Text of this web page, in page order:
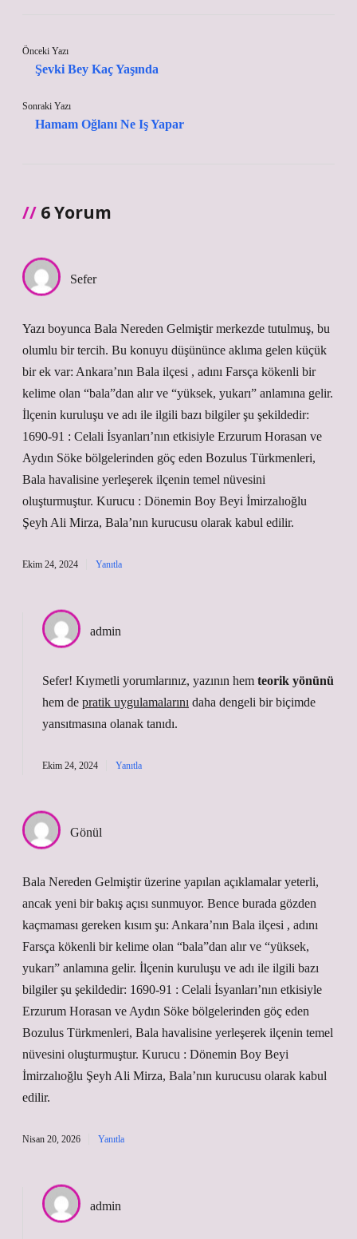
Önceki Yazı
Şevki Bey Kaç Yaşında
Sonraki Yazı
Hamam Oğlanı Ne Iş Yapar
6 Yorum
Sefer
Yazı boyunca Bala Nereden Gelmiştir merkezde tutulmuş, bu
olumlu bir tercih. Bu konuyu düşününce aklıma gelen küçük
bir ek var: Ankara’nın Bala ilçesi , adını Farsça kökenli bir
kelime olan “bala”dan alır ve “yüksek, yukarı” anlamına gelir.
İlçenin kuruluşu ve adı ile ilgili bazı bilgiler şu şekildedir:
1690-91 : Celali İsyanları’nın etkisiyle Erzurum Horasan ve
Aydın Söke bölgelerinden göç eden Bozulus Türkmenleri,
Bala havalisine yerleşerek ilçenin temel nüvesini
oluşturmuştur. Kurucu : Dönemin Boy Beyi İmirzalıoğlu
Şeyh Ali Mirza, Bala’nın kurucusu olarak kabul edilir.
Ekim 24, 2024 Yanıtla
admin
Sefer! Kıymetli yorumlarınız, yazının hem teorik yönünü
hem de pratik uygulamalarını daha dengeli bir biçimde
yansıtmasına olanak tanıdı.
Ekim 24, 2024 Yanıtla
Gönül
Bala Nereden Gelmiştir üzerine yapılan açıklamalar yeterli,
ancak yeni bir bakış açısı sunmuyor. Bence burada gözden
kaçmaması gereken kısım şu: Ankara’nın Bala ilçesi , adını
Farsça kökenli bir kelime olan “bala”dan alır ve “yüksek,
yukarı” anlamına gelir. İlçenin kuruluşu ve adı ile ilgili bazı
bilgiler şu şekildedir: 1690-91 : Celali İsyanları’nın etkisiyle
Erzurum Horasan ve Aydın Söke bölgelerinden göç eden
Bozulus Türkmenleri, Bala havalisine yerleşerek ilçenin temel
nüvesini oluşturmuştur. Kurucu : Dönemin Boy Beyi
İmirzalıoğlu Şeyh Ali Mirza, Bala’nın kurucusu olarak kabul
edilir.
Nisan 20, 2026 Yanıtla
admin